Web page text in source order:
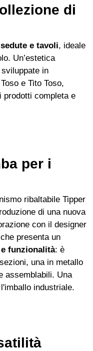
di
e tavoli, ideale
Un’estetica
in
e Tito Toso,
prodotti completa e
per i
ribaltabile Tipper
di una nuova
con il designer
presenta un
e funzionalità: è
una in metallo
assemblabili. Una
industriale.